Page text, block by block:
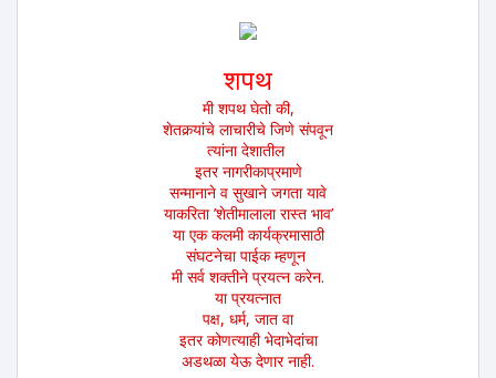
शपथ
मी शपथ घेतो की,
शेतकर्‍यांचे लाचारीचे जिणे संपवून
त्यांना देशातील
इतर नागरीकाप्रमाणे
सन्मानाने व सुखाने जगता यावे
याकरिता ’शेतीमालाला रास्त भाव’
या एक कलमी कार्यक्रमासाठी
संघटनेचा पाईक म्हणून
मी सर्व शक्तीने प्रयत्न करेन.
या प्रयत्नात
पक्ष, धर्म, जात वा
इतर कोणत्याही भेदाभेदांचा
अडथळा येऊ देणार नाही.